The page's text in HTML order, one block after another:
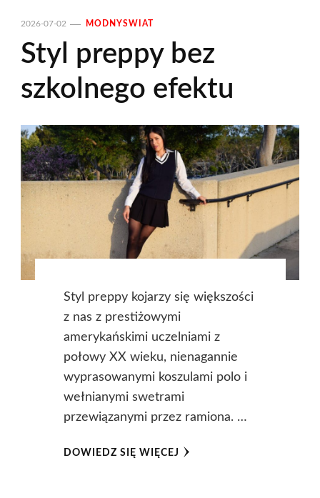
2026-07-02 MODNYSWIAT
Styl preppy bez
szkolnego efektu
Styl preppy kojarzy się większości
z nas z prestiżowymi
amerykańskimi uczelniami z
połowy XX wieku, nienagannie
wyprasowanymi koszulami polo i
wełnianymi swetrami
przewiązanymi przez ramiona. …
DOWIEDZ SIĘ WIĘCEJ